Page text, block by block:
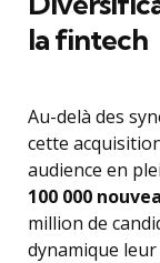
la fintech
Au-delà des
cette
audience en
100 000
million de
dynamique